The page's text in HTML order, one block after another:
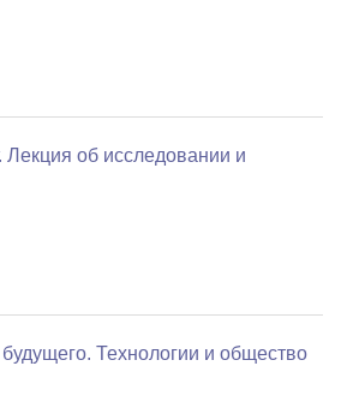
об исследовании и
Технологии и общество